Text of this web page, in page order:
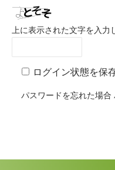
上に表示された文字を入力
ログイン状態を保
パスワードを忘れた場合